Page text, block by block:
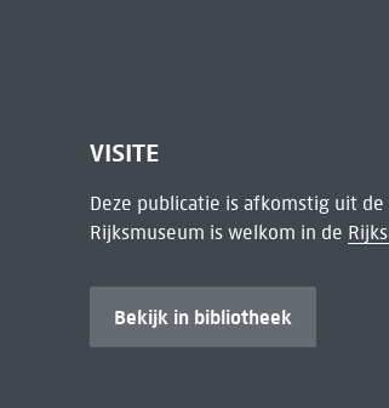
VISITE
Deze publicatie is afkomstig uit
Rijksmuseum is welkom in de
Bekijk in bibliotheek